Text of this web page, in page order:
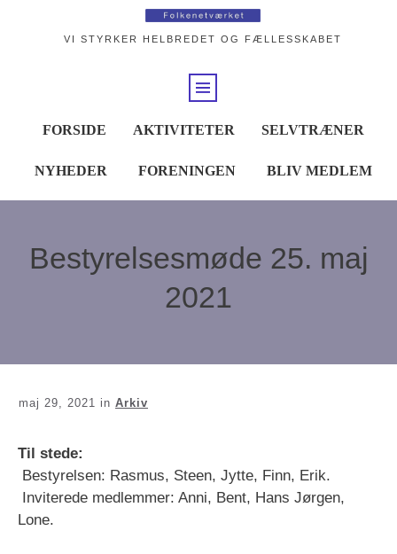
VI STYRKER HELBREDET OG FÆLLESSKABET
FORSIDE AKTIVITETER SELVTRÆNER
NYHEDER FORENINGEN BLIV MEDLEM
Bestyrelsesmøde 25. maj
2021
maj 29, 2021 in Arkiv
Til stede:
Bestyrelsen: Rasmus, Steen, Jytte, Finn, Erik.
Inviterede medlemmer: Anni, Bent, Hans Jørgen,
Lone.